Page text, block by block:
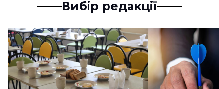
Вибір редакції